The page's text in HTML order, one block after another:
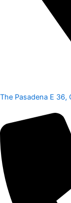
The Pasadena E 36,